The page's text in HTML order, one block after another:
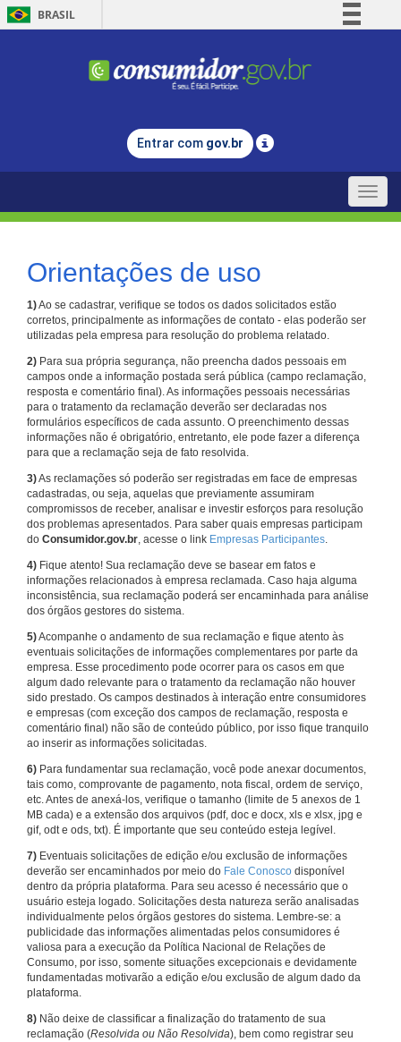
BRASIL
Comunica BR
Legislação
Entrar com gov.br
Toggle
Orientações de uso
1)Ao se cadastrar, verifique se todos os dados solicitados estão
corretos, principalmente as informações de contato - elas poderão ser
utilizadas pela empresa para resolução do problema relatado.
2) Para sua própria segurança, não preencha dados pessoais em
campos onde a informação postada será pública (campo reclamação,
resposta e comentário final). As informações pessoais necessárias
para o tratamento da reclamação deverão ser declaradas nos
formulários específicos de cada assunto. O preenchimento dessas
informações não é obrigatório, entretanto, ele pode fazer a diferença
para que a reclamação seja de fato resolvida.
3)As reclamações só poderão ser registradas em face de empresas
cadastradas, ou seja, aquelas que previamente assumiram
compromissos de receber, analisar e investir esforços para resolução
dos problemas apresentados. Para saber quais empresas participam
do Consumidor.gov.br, acesse o link Empresas Participantes.
4) Fique atento! Sua reclamação deve se basear em fatos e
informações relacionados à empresa reclamada. Caso haja alguma
inconsistência, sua reclamação poderá ser encaminhada para análise
dos órgãos gestores do sistema.
5)Acompanhe o andamento de sua reclamação e fique atento às
eventuais solicitações de informações complementares por parte da
empresa. Esse procedimento pode ocorrer para os casos em que
algum dado relevante para o tratamento da reclamação não houver
sido prestado. Os campos destinados à interação entre consumidores
e empresas (com exceção dos campos de reclamação, resposta e
comentário final) não são de conteúdo público, por isso fique tranquilo
ao inserir as informações solicitadas.
6) Para fundamentar sua reclamação, você pode anexar documentos,
tais como, comprovante de pagamento, nota fiscal, ordem de serviço,
etc. Antes de anexá-los, verifique o tamanho (limite de 5 anexos de 1
MB cada) e a extensão dos arquivos (pdf, doc e docx, xls e xlsx, jpg e
gif, odt e ods, txt). É importante que seu conteúdo esteja legível.
7) Eventuais solicitações de edição e/ou exclusão de informações
deverão ser encaminhados por meio do Fale Conosco disponível
dentro da própria plataforma. Para seu acesso é necessário que o
usuário esteja logado. Solicitações desta natureza serão analisadas
individualmente pelos órgãos gestores do sistema. Lembre-se: a
publicidade das informações alimentadas pelos consumidores é
valiosa para a execução da Política Nacional de Relações de
Consumo, por isso, somente situações excepcionais e devidamente
fundamentadas motivarão a edição e/ou exclusão de algum dado da
plataforma.
8) Não deixe de classificar a finalização do tratamento de sua
reclamação (Resolvida ou Não Resolvida), bem como registrar seu